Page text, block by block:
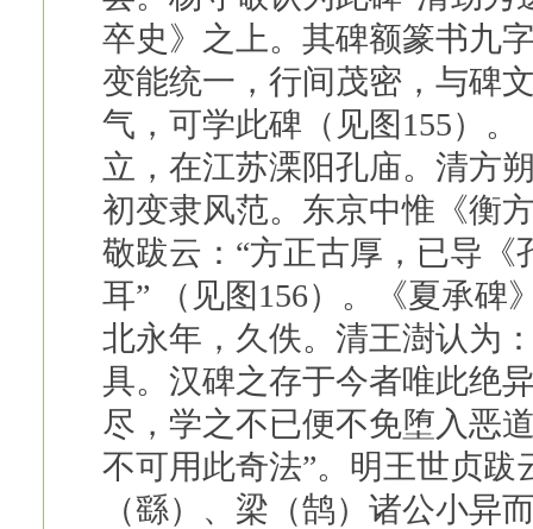
卒史》之上。其碑额篆书九
变能统一，行间茂密，与碑
气，可学此碑（见图155）
立，在江苏溧阳孔庙。清方
初变隶风范。东京中惟《衡
敬跋云：“方正古厚，已导
耳” （见图156）。《夏承碑
北永年，久佚。清王澍认为
具。汉碑之存于今者唯此绝
尽，学之不已便不免堕入恶
不可用此奇法”。明王世贞
（繇）、梁（鹄）诸公小异